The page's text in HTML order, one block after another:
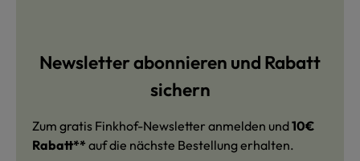
Newsletter abonnieren und Rabatt
sichern
Zum gratis Finkhof-Newsletter anmelden und10€
Rabatt** auf die nächste Bestellung erhalten.